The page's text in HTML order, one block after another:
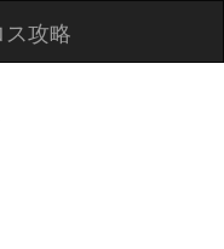
攻略